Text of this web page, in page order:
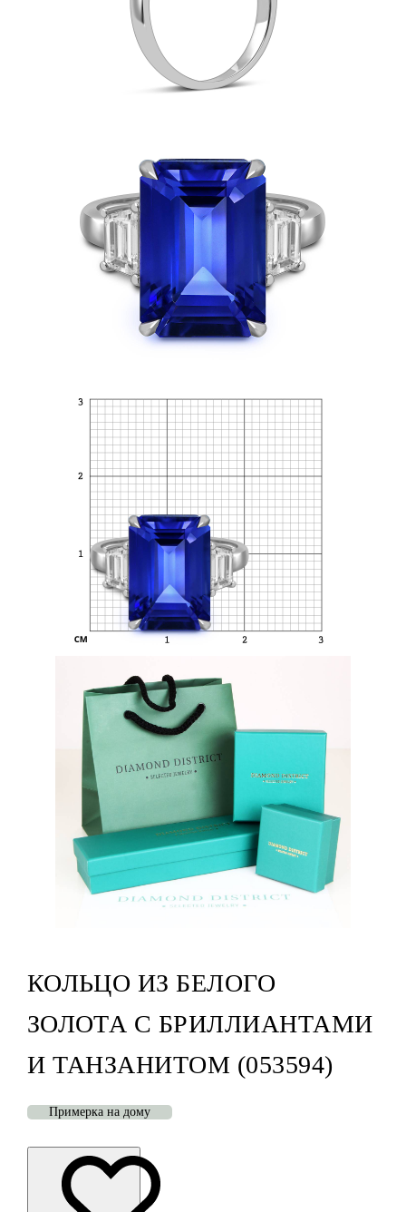
КОЛЬЦО ИЗ БЕЛОГО
ЗОЛОТА С БРИЛЛИАНТАМИ
И ТАНЗАНИТОМ (053594)
Примерка на дому